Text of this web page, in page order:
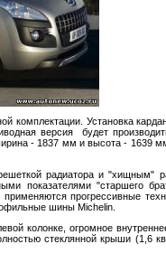
комплектации. Установка
версия будет
- 1837 мм и высота - 1639
радиатора и "хищным"
показателями "старшего
прогрессивные
шины Michelin.
колонке, огромное
стеклянной крыши (1,6